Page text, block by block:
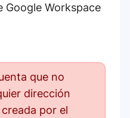
Google Workspace
que no
dirección
por el